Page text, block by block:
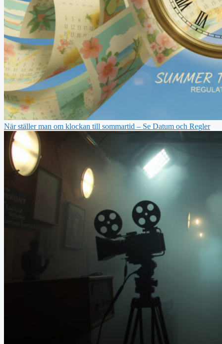
När ställer man om klockan till sommartid – Se Datum och Regler